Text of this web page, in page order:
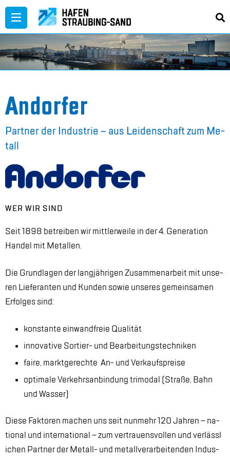
Zum
Inhalt
springen
An­dor­fer
Part­ner der In­dus­trie – aus Lei­den­schaft zum Me­
tall
WER WIR SIND
Seit 1898 be­trei­ben wir mitt­ler­wei­le in der 4. Ge­ne­ra­ti­on
Han­del mit Me­tal­len.
Die Grund­la­gen der lang­jäh­ri­gen Zu­sam­men­ar­beit mit un­se­
ren Lie­fe­ran­ten und Kun­den so­wie un­se­res ge­mein­sa­men
Er­fol­ges sind:
kon­stan­te ein­wand­freie Qua­li­tät
in­no­va­ti­ve Sor­tier- und Be­ar­bei­tungs­tech­ni­ken
fai­re, markt­ge­rech­te An- und Ver­kaufs­prei­se
op­ti­ma­le Ver­kehrs­an­bin­dung tri­mo­dal (Stra­ße, Bahn
und Was­ser)
Die­se Fak­to­ren ma­chen uns seit nun­mehr 120 Jah­ren – na­
tio­nal und in­ter­na­tio­nal – zum ver­trau­ens­vol­len und ver­läss­l
i­chen Part­ner der Me­tall- und me­tall­ver­ar­bei­ten­den In­dus­